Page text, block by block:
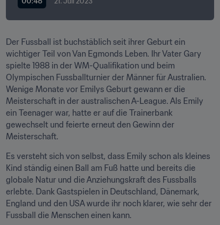
Der Fussball ist buchstäblich seit ihrer Geburt ein
wichtiger Teil von Van Egmonds Leben. Ihr Vater Gary
spielte 1988 in der WM-Qualifikation und beim
Olympischen Fussballturnier der Männer für Australien.
Wenige Monate vor Emilys Geburt gewann er die
Meisterschaft in der australischen A-League. Als Emily
ein Teenager war, hatte er auf die Trainerbank
gewechselt und feierte erneut den Gewinn der
Meisterschaft.
Es versteht sich von selbst, dass Emily schon als kleines
Kind ständig einen Ball am Fuß hatte und bereits die
globale Natur und die Anziehungskraft des Fussballs
erlebte. Dank Gastspielen in Deutschland, Dänemark,
England und den USA wurde ihr noch klarer, wie sehr der
Fussball die Menschen einen kann.